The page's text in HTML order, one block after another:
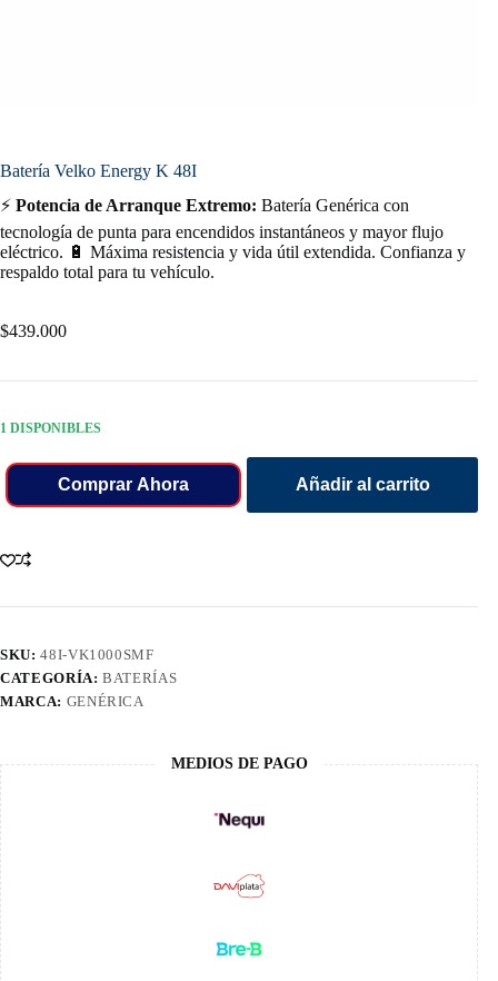
Batería Velko Energy K 48I
⚡ Potencia de Arranque Extremo: Batería Genérica con
tecnología de punta para encendidos instantáneos y mayor flujo
eléctrico. 🔋 Máxima resistencia y vida útil extendida. Confianza y
respaldo total para tu vehículo.
$439.000
1 DISPONIBLES
Comprar Ahora Añadir al carrito
SKU:48I-VK1000SMF
CATEGORÍA:BATERÍAS
MARCA: GENÉRICA
MEDIOS DE PAGO